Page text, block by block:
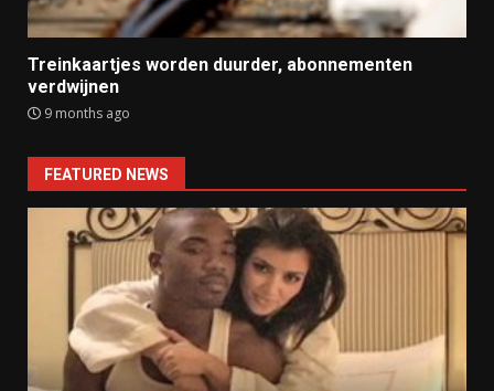
Treinkaartjes worden duurder, abonnementen
verdwijnen
9 months ago
FEATURED NEWS